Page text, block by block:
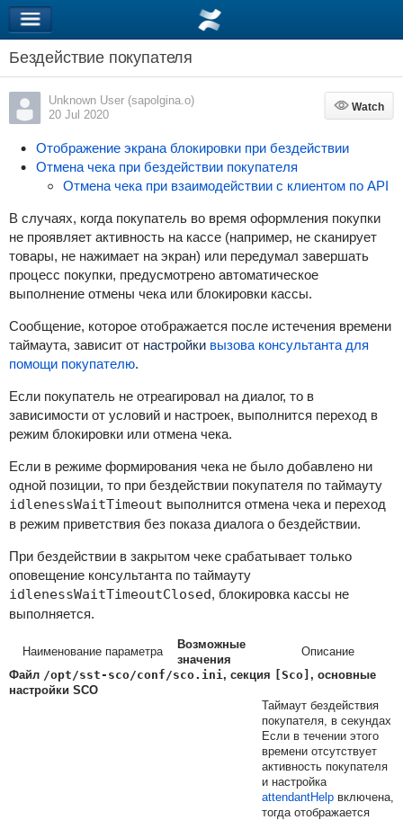
Бездействие покупателя
Unknown User (sapolgina.o)
20 Jul 2020
Watch
Watch
Отображение экрана блокировки при бездействии
Отмена чека при бездействии покупателя
Отмена чека при взаимодействии с клиентом по API
В случаях, когда покупатель во время оформления покупки
не проявляет активность на кассе (например, не сканирует
товары, не нажимает на экран) или передумал завершать
процесс покупки, предусмотрено автоматическое
выполнение отмены чека или блокировки кассы.
Сообщение, которое отображается после истечения времени
таймаута, зависит отнастройки вызова консультанта для
помощи покупателю.
Если покупатель не отреагировал на диалог, то в
зависимости от условий и настроек, выполнится переход в
режим блокировки или отмена чека.
Если в режиме формирования чека не было добавлено ни
одной позиции, то при бездействии покупателя по таймауту
idlenessWaitTimeout выполнится отмена чека и переход
в режим приветствия без показа диалога о бездействии.
При бездействии в закрытом чеке срабатывает только
оповещение консультанта по таймауту
idlenessWaitTimeoutClosed, блокировка кассы не
выполняется.
Наименование параметра
Возможные
значения
Описание
Файл /opt/sst-sco/conf/sco.ini, секция [Sco] , основные
настройки SCO
Таймаут бездействия
покупателя, в секундах
Если в течении этого
времени отсутствует
активность покупателя
и настройка
attendantHelpвключена,
тогда отображается